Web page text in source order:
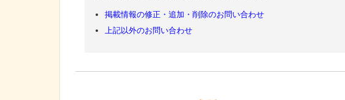
掲載情報の修正・追加・削除のお問い合わせ
上記以外のお問い合わせ